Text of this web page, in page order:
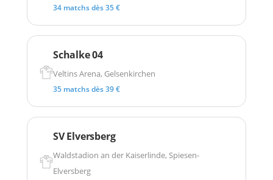
34 matchs dès 35 €
Schalke 04
Veltins Arena, Gelsenkirchen
35 matchs dès 39 €
SV Elversberg
Waldstadion an der Kaiserlinde, Spiesen-
Elversberg